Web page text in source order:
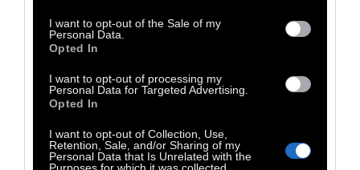
I want to opt-out of the Sale of my
Personal Data.
Opted In
I want to opt-out of processing my
Personal Data for Targeted Advertising.
Opted In
I want to opt-out of Collection, Use,
Retention, Sale, and/or Sharing of my
Personal Data that Is Unrelated with the
Ο λυκειάρχης υποστηρίζει πως η απόφασή
του να φοράνε όλοι οι μαθητές, ανεξαρτήτως
φύλου, γκρι παντελόνι και λευκή μπλούζα
γονέων) πάρθηκε, «για να νιώθουν τα παιδιά
πιο άνετα».